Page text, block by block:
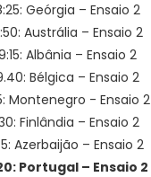
Geórgia – Ensaio 2
Austrália – Ensaio 2
Albânia – Ensaio 2
Bélgica – Ensaio 2
Montenegro - Ensaio 2
Finlândia – Ensaio 2
Azerbaijão – Ensaio 2
Portugal – Ensaio 2